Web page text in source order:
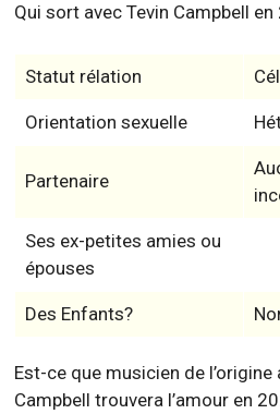
Qui sort avec Tevin Campbell en
Statut rélation
Orientation sexuelle
Partenaire
Ses ex-petites amies ou
épouses
Des Enfants?
Est-ce que musicien de l’origine
Campbell trouvera l’amour en